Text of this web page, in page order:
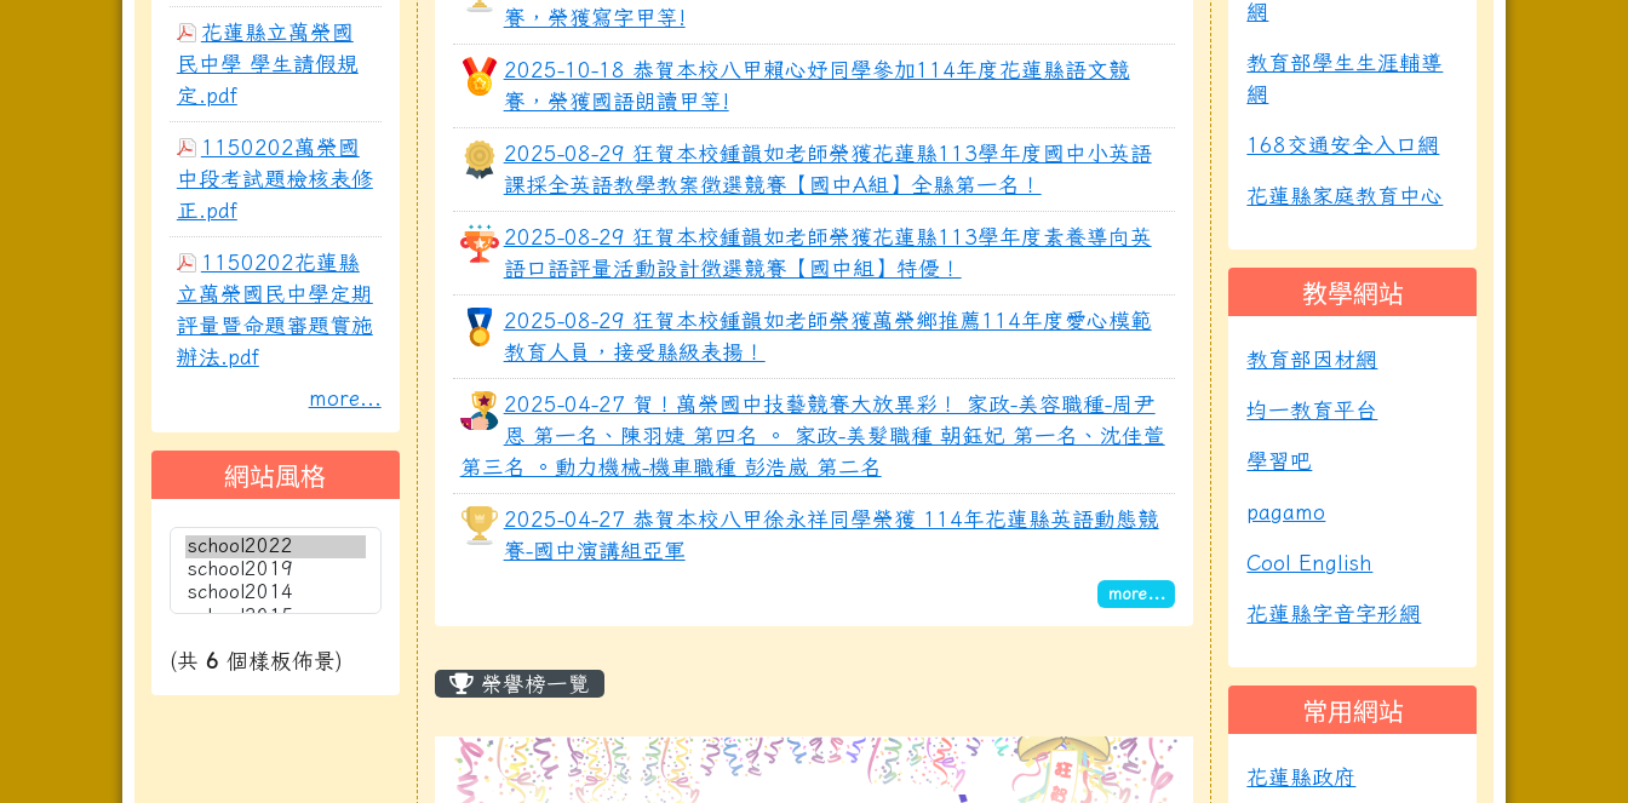
花蓮縣立萬榮國
民中學 學生請假規
定.pdf
1150202萬榮國
中段考試題檢核表修
正.pdf
1150202花蓮縣
立萬榮國民中學定期
評量暨命題審題實施
辦法.pdf
more...
網站風格
(共 6 個樣板佈景)
賽，榮獲寫字甲等!
2025-10-18 恭賀本校八甲賴心妤同學參加114年度花蓮縣語文競
賽，榮獲國語朗讀甲等!
2025-08-29 狂賀本校鍾韻如老師榮獲花蓮縣113學年度國中小英語
課採全英語教學教案徵選競賽【國中A組】全縣第一名！
2025-08-29 狂賀本校鍾韻如老師榮獲花蓮縣113學年度素養導向英
語口語評量活動設計徵選競賽【國中組】特優！
2025-08-29 狂賀本校鍾韻如老師榮獲萬榮鄉推薦114年度愛心模範
教育人員，接受縣級表揚！
2025-04-27 賀！萬榮國中技藝競賽大放異彩！ 家政-美容職種-周尹
恩 第一名、陳羽婕 第四名 。 家政-美髮職種 朝鈺妃 第一名、沈佳萱
第三名 。動力機械-機車職種 彭浩崴 第二名
2025-04-27 恭賀本校八甲徐永祥同學榮獲 114年花蓮縣英語動態競
賽-國中演講組亞軍
more...
主內容區域
榮譽榜一覽
網
教育部學生生涯輔導
網
168交通安全入口網
花蓮縣家庭教育中心
教學網站
教育部因材網
均一教育平台
學習吧
pagamo
Cool English
花蓮縣字音字形網
常用網站
花蓮縣政府